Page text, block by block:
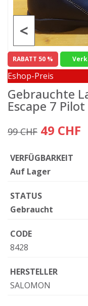
<
RABATT 50 %
Eshop-Preis
Gebrauchte
Escape 7
99 CHF 49 CHF
VERFÜGBARKEIT
Auf Lager
STATUS
Gebraucht
CODE
8428
HERSTELLER
SALOMON